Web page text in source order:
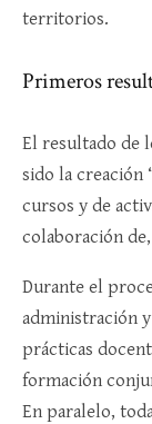
territorios.
Primeros
El resultado de
sido la creación
cursos y de
colaboración
Durante el
administración
prácticas
formación
En paralelo,